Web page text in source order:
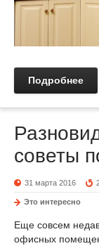
Подробнее
советы
31 марта 2016
Это интересно
Еще совсем
офисных